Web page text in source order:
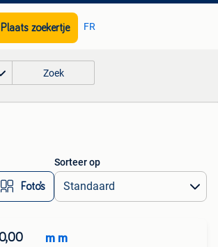
Plaats zoekertje FR
Zoek
Foto’s
Sorteer op
m m